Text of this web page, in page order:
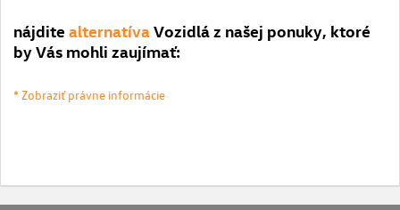
nájdite alternatívaVozidlá z našej ponuky, ktoré
by Vás mohli zaujímať:
* Zobraziť právne informácie